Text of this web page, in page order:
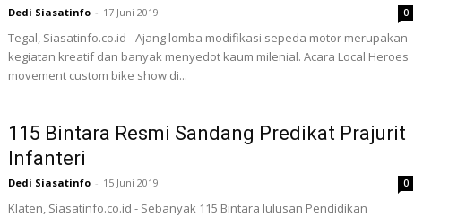
Dedi Siasatinfo - 17 Juni 2019 0
Tegal, Siasatinfo.co.id - Ajang lomba modifikasi sepeda motor merupakan
kegiatan kreatif dan banyak menyedot kaum milenial. Acara Local Heroes
movement custom bike show di...
115 Bintara Resmi Sandang Predikat Prajurit
Infanteri
Dedi Siasatinfo - 15 Juni 2019 0
Klaten, Siasatinfo.co.id - Sebanyak 115 Bintara lulusan Pendidikan